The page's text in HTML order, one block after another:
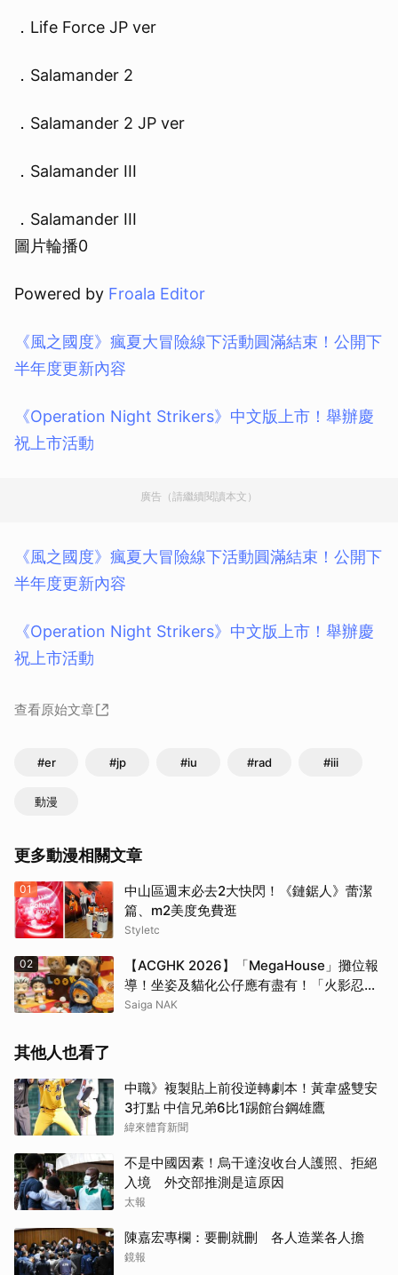
．Life Force JP ver
．Salamander 2
．Salamander 2 JP ver
．Salamander III
．Salamander III
圖片輪播0
Powered by Froala Editor
《風之國度》瘋夏大冒險線下活動圓滿結束！公開下
半年度更新內容
《Operation Night Strikers》中文版上市！舉辦慶
祝上市活動
廣告（請繼續閱讀本文）
《風之國度》瘋夏大冒險線下活動圓滿結束！公開下
半年度更新內容
《Operation Night Strikers》中文版上市！舉辦慶
祝上市活動
查看原始文章
#er #jp #iu #rad #iii
動漫
更多動漫相關文章
01
中山區週末必去2大快閃！《鏈鋸人》蕾潔
篇、m2美度免費逛
Styletc
02
【ACGHK 2026】「MegaHouse」攤位報
導！坐姿及貓化公仔應有盡有！「火影忍
者」「咒術迴戰」等
Saiga NAK
其他人也看了
中職》複製貼上前役逆轉劇本！黃韋盛雙安
3打點 中信兄弟6比1踢館台鋼雄鷹
緯來體育新聞
不是中國因素！烏干達沒收台人護照、拒絕
入境 外交部推測是這原因
太報
陳嘉宏專欄：要刪就刪 各人造業各人擔
鏡報
取消